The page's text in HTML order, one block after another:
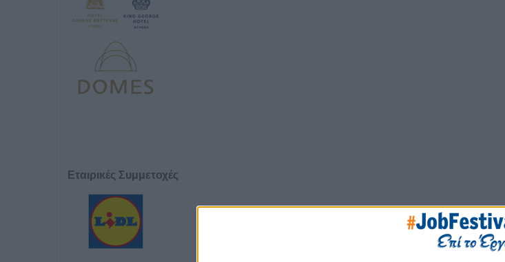
Εταιρικές Συμμετοχές